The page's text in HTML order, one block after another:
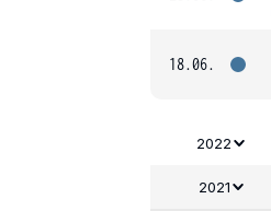
18.06.
2022
2021